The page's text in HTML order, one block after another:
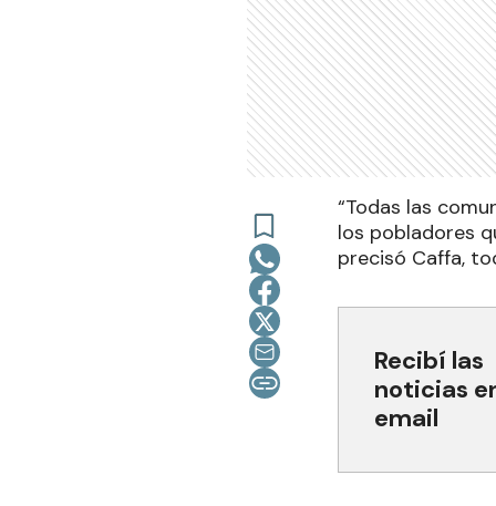
“Todas las
los pobladores
precisó Caffa,
Recibí las
noticias
email